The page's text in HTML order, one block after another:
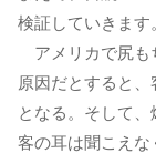
検証していきます
アメリカで尻も
原因だとすると
となる。そして
客の耳は聞こえ